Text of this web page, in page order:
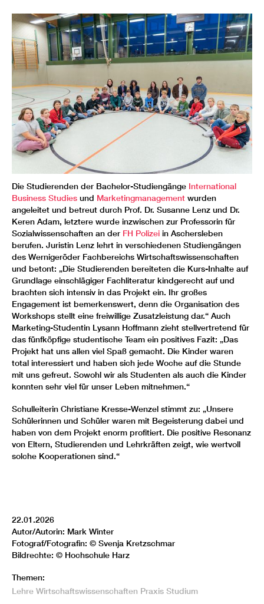
Die Studierenden der Bachelor-Studiengänge International
Business Studies und Marketingmanagement wurden
angeleitet und betreut durch Prof. Dr. Susanne Lenz und Dr.
Keren Adam, letztere wurde inzwischen zur Professorin für
Sozialwissenschaften an der FH Polizei in Aschersleben
berufen. Juristin Lenz lehrt in verschiedenen Studiengängen
des Wernigeröder Fachbereichs Wirtschaftswissenschaften
und betont: „Die Studierenden bereiteten die Kurs-Inhalte auf
Grundlage einschlägiger Fachliteratur kindgerecht auf und
brachten sich intensiv in das Projekt ein. Ihr großes
Engagement ist bemerkenswert, denn die Organisation des
Workshops stellt eine freiwillige Zusatzleistung dar.“ Auch
Marketing-Studentin Lysann Hoffmann zieht stellvertretend für
das fünfköpfige studentische Team ein positives Fazit: „Das
Projekt hat uns allen viel Spaß gemacht. Die Kinder waren
total interessiert und haben sich jede Woche auf die Stunde
mit uns gefreut. Sowohl wir als Studenten als auch die Kinder
konnten sehr viel für unser Leben mitnehmen.“
Schulleiterin Christiane Kresse-Wenzel stimmt zu: „Unsere
Schülerinnen und Schüler waren mit Begeisterung dabei und
haben von dem Projekt enorm profitiert. Die positive Resonanz
von Eltern, Studierenden und Lehrkräften zeigt, wie wertvoll
solche Kooperationen sind.“
22.01.2026
Autor/Autorin: Mark Winter
Fotograf/Fotografin: © Svenja Kretzschmar
Bildrechte: © Hochschule Harz
Themen:
Lehre Wirtschaftswissenschaften Praxis Studium